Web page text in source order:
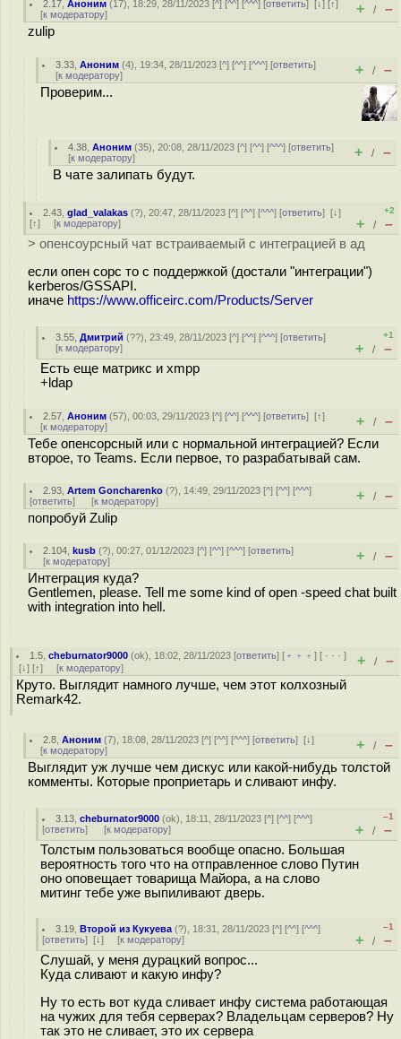
2.17 ,Аноним (17), 18:29, 28/11/2023 [^] [^^] [^^^] [ответить] [↓] [↑]
[к модератору] + / –
zulip
3.33 ,Аноним (4), 19:34, 28/11/2023 [^] [^^] [^^^] [ответить]
[к модератору] + / –
Проверим...
4.38 ,Аноним (35), 20:08, 28/11/2023 [^] [^^] [^^^] [ответить]
[к модератору] + / –
В чате залипать будут.
2.43 ,glad_valakas (?), 20:47, 28/11/2023 [^] [^^] [^^^] [ответить][↓]
[↑] [к модератору]
+2
+ / –
> опенсоурсный чат встраиваемый с интеграцией в ад
если опен сорс то с поддержкой (достали "интеграции")
kerberos/GSSAPI.
иначе https://www.officeirc.com/Products/Server
3.55 ,Дмитрий (??), 23:49, 28/11/2023 [^] [^^] [^^^] [ответить]
[к модератору]
+1
+ / –
Есть еще матрикс и xmpp
+ldap
2.57 ,Аноним (57), 00:03, 29/11/2023 [^] [^^] [^^^] [ответить][↑]
[к модератору] + / –
Тебе опенсорсный или с нормальной интеграцией? Если
второе, то Teams. Если первое, то разрабатывай сам.
2.93 ,Artem Goncharenko (?), 14:49, 29/11/2023 [^] [^^] [^^^]
[ответить] [к модератору] + / –
попробуй Zulip
2.104 ,kusb (?), 00:27, 01/12/2023 [^] [^^] [^^^] [ответить]
[к модератору] + / –
Интеграция куда?
Gentlemen, please. Tell me some kind of open -speed chat built
with integration into hell.
1.5 ,cheburnator9000 (ok), 18:02, 28/11/2023 [ответить] [ ﹢﹢﹢] [ · · ·]
[↓] [↑] [к модератору] + / –
Круто. Выглядит намного лучше, чем этот колхозный
Remark42.
2.8 ,Аноним (7), 18:08, 28/11/2023 [^] [^^] [^^^] [ответить][↓]
[к модератору] + / –
Выглядит уж лучше чем дискус или какой-нибудь толстой
комменты. Которые проприетарь и сливают инфу.
3.13 ,cheburnator9000 (ok), 18:11, 28/11/2023 [^] [^^] [^^^]
[ответить] [к модератору]
–1
+ / –
Толстым пользоваться вообще опасно. Большая
вероятность того что на отправленное слово Путин
оно оповещает товарища Майора, а на слово
митинг тебе уже выпиливают дверь.
3.19 ,Второй из Кукуева (?), 18:31, 28/11/2023 [^] [^^] [^^^]
[ответить] [↓] [к модератору]
–1
+ / –
Слушай, у меня дурацкий вопрос...
Куда сливают и какую инфу?
Ну то есть вот куда сливает инфу система работающая
на чужих для тебя серверах? Владельцам серверов? Ну
так это не сливает, это их сервера